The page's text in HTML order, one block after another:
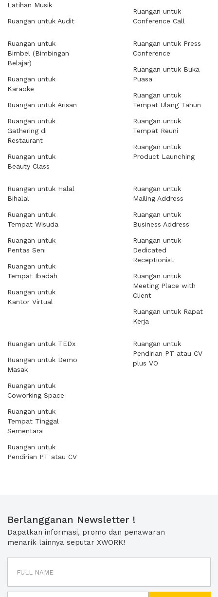
Latihan Musik
Ruangan untuk Audit
Ruangan untuk
Conference Call
Ruangan untuk
Bimbel (Bimbingan
Belajar)
Ruangan untuk
Karaoke
Ruangan untuk Arisan
Ruangan untuk
Gathering di
Restaurant
Ruangan untuk
Beauty Class
Ruangan untuk Press
Conference
Ruangan untuk Buka
Puasa
Ruangan untuk
Tempat Ulang Tahun
Ruangan untuk
Tempat Reuni
Ruangan untuk
Product Launching
Ruangan untuk Halal
Bihalal
Ruangan untuk
Tempat Wisuda
Ruangan untuk
Pentas Seni
Ruangan untuk
Tempat Ibadah
Ruangan untuk
Kantor Virtual
Ruangan untuk
Mailing Address
Ruangan untuk
Business Address
Ruangan untuk
Dedicated
Receptionist
Ruangan untuk
Meeting Place with
Client
Ruangan untuk Rapat
Kerja
Ruangan untuk TEDx
Ruangan untuk Demo
Masak
Ruangan untuk
Coworking Space
Ruangan untuk
Tempat Tinggal
Sementara
Ruangan untuk
Pendirian PT atau CV
Ruangan untuk
Pendirian PT atau CV
plus VO
Berlangganan Newsletter !
Dapatkan informasi, promo dan penawaran
menarik lainnya seputar XWORK!